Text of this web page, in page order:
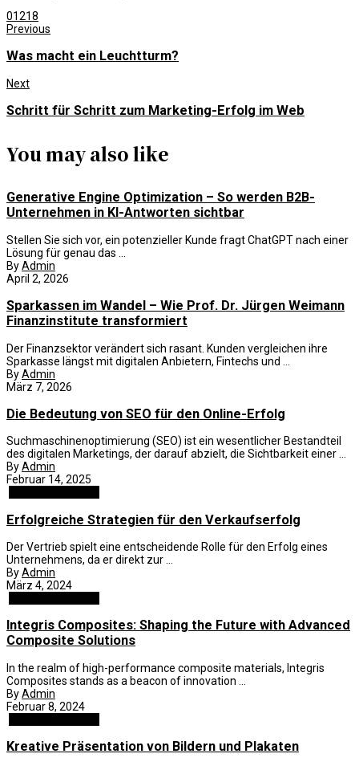
01218
Previous
Was macht ein Leuchtturm?
Next
Schritt für Schritt zum Marketing-Erfolg im Web
You may also like
Generative Engine Optimization – So werden B2B-
Unternehmen in KI-Antworten sichtbar
Stellen Sie sich vor, ein potenzieller Kunde fragt ChatGPT nach einer
Lösung für genau das ...
ByAdmin
April 2, 2026
Sparkassen im Wandel – Wie Prof. Dr. Jürgen Weimann
Finanzinstitute transformiert
Der Finanzsektor verändert sich rasant. Kunden vergleichen ihre
Sparkasse längst mit digitalen Anbietern, Fintechs und ...
ByAdmin
März 7, 2026
Die Bedeutung von SEO für den Online-Erfolg
Suchmaschinenoptimierung (SEO) ist ein wesentlicher Bestandteil
des digitalen Marketings, der darauf abzielt, die Sichtbarkeit einer ...
ByAdmin
Februar 14, 2025
Erfolgreiche Strategien für den Verkaufserfolg
Der Vertrieb spielt eine entscheidende Rolle für den Erfolg eines
Unternehmens, da er direkt zur ...
ByAdmin
März 4, 2024
Integris Composites: Shaping the Future with Advanced
Composite Solutions
In the realm of high-performance composite materials, Integris
Composites stands as a beacon of innovation ...
ByAdmin
Februar 8, 2024
Kreative Präsentation von Bildern und Plakaten